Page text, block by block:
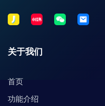
关于我们
首页
功能介绍